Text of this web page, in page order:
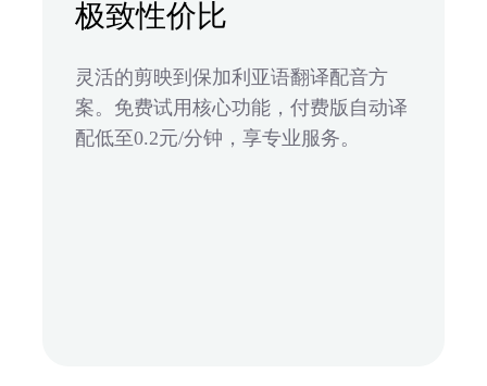
极致性价比
灵活的剪映到保加利亚语翻译配音方
案。免费试用核心功能，付费版自动译
配低至0.2元/分钟，享专业服务。